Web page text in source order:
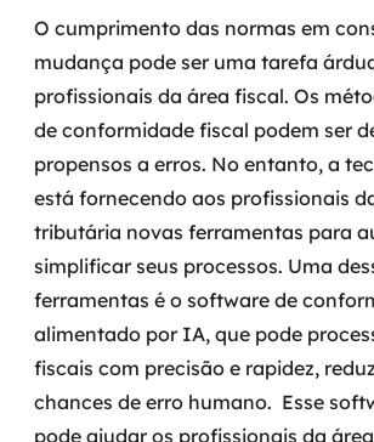
Sustentar operações com eficiência
Sustentação de aplicações
SRE / DevOps
Monitoramento 24x7
Suporte a banco de dados
FinOps
Billing Cloud
O cumprimento das normas em
mudança pode ser uma tarefa
profissionais da área fiscal. Os
de conformidade fiscal podem ser
propensos a erros. No entanto, a
está fornecendo aos profissionais
tributária novas ferramentas para
simplificar seus processos. Uma
ferramentas é o software de
alimentado por IA, que pode
fiscais com precisão e rapidez,
chances de erro humano. Esse
pode ajudar os profissionais da